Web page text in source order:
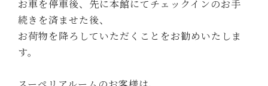
お車を停車後、先に本館にてチェックインのお手
続きを済ませた後、
お荷物を降ろしていただくことをお勧めいたしま
す。